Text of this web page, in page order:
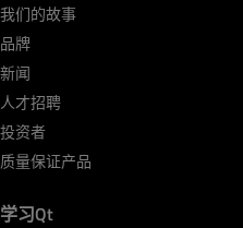
我们的故事
品牌
新闻
人才招聘
投资者
质量保证产品
学习Qt